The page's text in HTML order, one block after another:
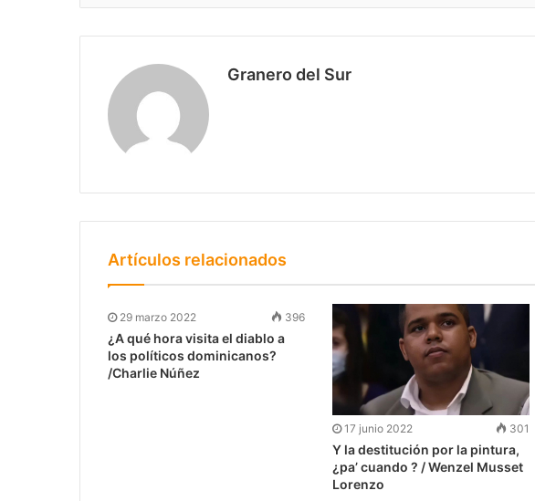
Granero del Sur
Artículos relacionados
29 marzo 2022 396
¿A qué hora visita el diablo a
los políticos dominicanos?
/Charlie Núñez
17 junio 2022 301
Y la destitución por la pintura,
¿pa’ cuando ? / Wenzel Musset
Lorenzo